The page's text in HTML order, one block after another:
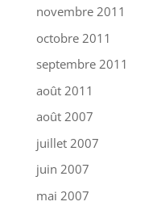
novembre 2011
octobre 2011
septembre 2011
août 2011
août 2007
juillet 2007
juin 2007
mai 2007